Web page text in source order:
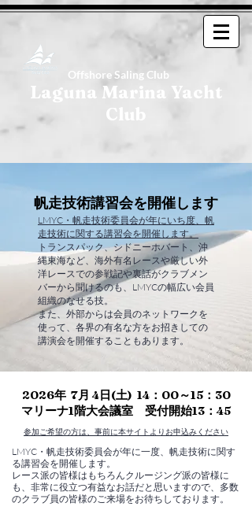
Offshore Saling Club
Laguna Marina Yacht
Club
帆走技術講習会を開催します
LMYC・帆走技術委員会が年にいち度、帆
走技術に関する講習会を開催します。
トランスパック、シドニーホバート、沖
縄東海など、海外有名レースや厳しい外
洋レースでの参戦記や裏話がクラブメン
バーから聞けるのも、LMYCの幅広い会員
組織のなせる技。
また、外部からは会員のネットワークを
使って、各界の有名な方をお招きしての
講演会を開催することもあります。
2026年 7月 4日(土) 14：00～15：30
マリーナ1階大会議室 受付開始13：45
参加ご希望の方は、事前に本サイトよりお申込みください
LMYC・帆走技術委員会が年に一度、帆走技術に関す
る講習会を開催します。
レース派の皆様はもちろんクルージング派の皆様に
も、非常に役立つ有益なお話だと思いますので、多数
のクラブ員の皆様のご来場をお待ちしております。